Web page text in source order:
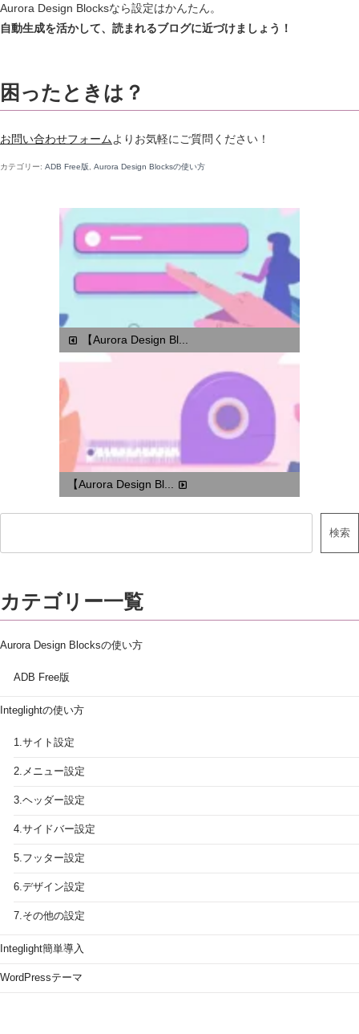
Aurora Design Blocksなら設定はかんたん。
自動生成を活かして、読まれるブログに近づけましょう！
困ったときは？
お問い合わせフォーム よりお気軽にご質問ください！
カテゴリー: ADB Free版 Aurora Design Blocksの使い方
【Aurora Design Bl...
【Aurora Design Bl...
検索
カテゴリー一覧
Aurora Design Blocksの使い方
ADB Free版
Integlightの使い方
1.サイト設定
2.メニュー設定
3.ヘッダー設定
4.サイドバー設定
5.フッター設定
6.デザイン設定
7.その他の設定
Integlight簡単導入
WordPressテーマ